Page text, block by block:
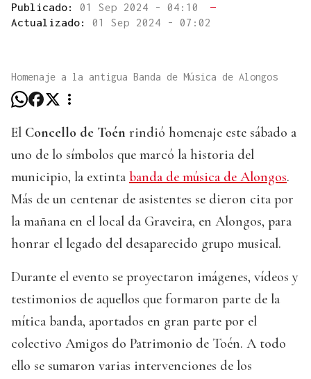
Publicado: 01 Sep 2024 - 04:10
—
Actualizado: 01 Sep 2024 - 07:02
Homenaje a la antigua Banda de Música de Alongos
El Concello de Toén rindió homenaje este sábado a
uno de lo símbolos que marcó la historia del
municipio, la extinta banda de música de Alongos.
Más de un centenar de asistentes se dieron cita por
la mañana en el local da Graveira, en Alongos, para
honrar el legado del desaparecido grupo musical.
Durante el evento se proyectaron imágenes, vídeos y
testimonios de aquellos que formaron parte de la
mítica banda, aportados en gran parte por el
colectivo Amigos do Patrimonio de Toén. A todo
ello se sumaron varias intervenciones de los